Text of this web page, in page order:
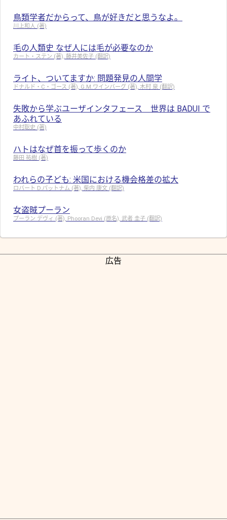
鳥類学者だからって、鳥が好きだと思うなよ。
川上和人 (著)
毛の人類史 なぜ人には毛が必要なのか
カート・ステン (著), 藤井美佐子 (翻訳)
ライト、ついてますか: 問題発見の人間学
ドナルド・C・ゴース (著), G.M.ワインバーグ (著), 木村 泉 (翻訳)
失敗から学ぶユーザインタフェース 世界は BADUI で
あふれている
中村聡史 (著)
ハトはなぜ首を振って歩くのか
藤田 祐樹 (著)
われらの子ども: 米国における機会格差の拡大
ロバート D.パットナム (著), 柴内 康文 (翻訳)
女盗賊プーラン
プーラン デヴィ (著), Phooran Devi (原名), 武者 圭子 (翻訳)
広告